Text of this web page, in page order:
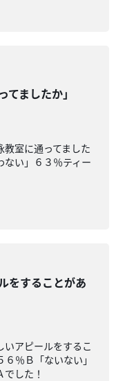
てましたか」
教室に通ってました
ない」６３％ティー
をすることがあ
いアピールをするこ
％Ｂ「ないない」
した！